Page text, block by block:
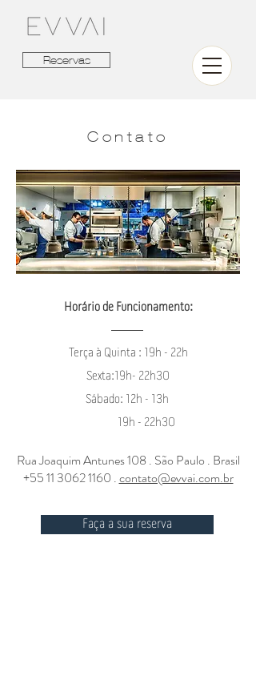
Reservas
Contato
Horário de Funcionamento:
Terça à Quinta : 19h - 22h
Sexta:19h- 22h30
Sábado: 12h - 13h
19h - 22h30
Rua Joaquim Antunes 108 . São Paulo . Brasil
+55 11 3062 1160 .contato@evvai.com.br
Faça a sua reserva